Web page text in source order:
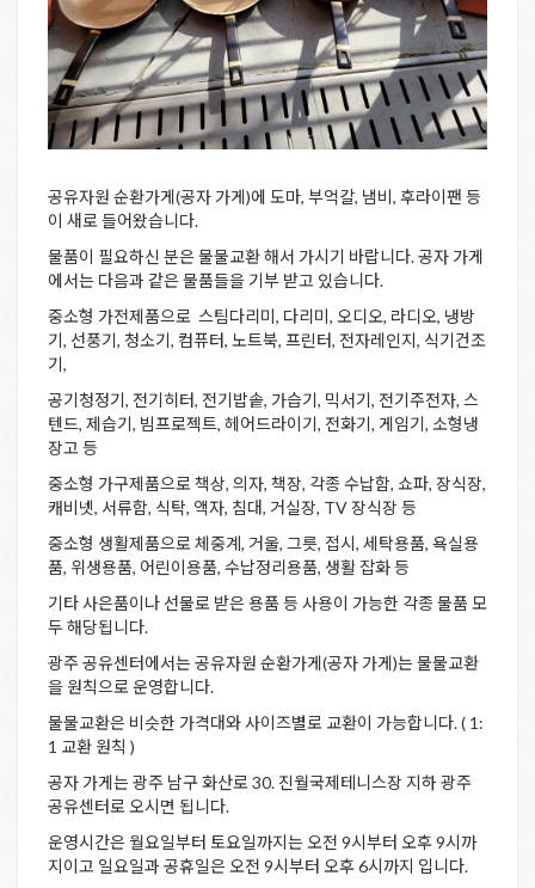
공유자원 순환가게(공자 가게)에 도마, 부억칼, 냄비, 후라이팬 등
이 새로 들어왔습니다.
물품이 필요하신 분은 물물교환 해서 가시기 바랍니다. 공자 가게
에서는 다음과 같은 물품들을 기부 받고 있습니다.
중소형 가전제품으로 스팀다리미, 다리미, 오디오, 라디오, 냉방
기, 선풍기, 청소기, 컴퓨터, 노트북, 프린터, 전자레인지, 식기건조
기,
공기청정기, 전기히터, 전기밥솥, 가습기, 믹서기, 전기주전자, 스
텐드, 제습기, 빔프로젝트, 헤어드라이기, 전화기, 게임기, 소형냉
장고 등
중소형 가구제품으로 책상, 의자, 책장, 각종 수납함, 쇼파, 장식장,
캐비넷, 서류함, 식탁, 액자, 침대, 거실장, TV 장식장 등
중소형 생활제품으로 체중계, 거울, 그릇, 접시, 세탁용품, 욕실용
품, 위생용품, 어린이용품, 수납정리용품, 생활 잡화 등
기타 사은품이나 선물로 받은 용품 등 사용이 가능한 각종 물품 모
두 해당됩니다.
광주 공유센터에서는 공유자원 순환가게(공자 가게)는 물물교환
을 원칙으로 운영합니다.
물물교환은 비슷한 가격대와 사이즈별로 교환이 가능합니다. ( 1:
1 교환 원칙 )
공자 가게는 광주 남구 화산로 30. 진월국제테니스장 지하 광주
공유센터로 오시면 됩니다.
운영시간은 월요일부터 토요일까지는 오전 9시부터 오후 9시까
지이고 일요일과 공휴일은 오전 9시부터 오후 6시까지 입니다.